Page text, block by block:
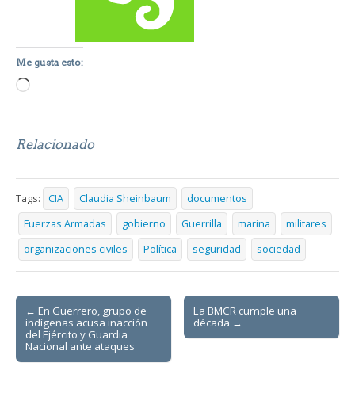
Me gusta esto:
Loading…
Relacionado
Tags: CIA Claudia Sheinbaum
documentos
Fuerzas Armadas
gobierno Guerrilla marina
militares
organizaciones civiles
Política seguridad sociedad
Post
navigation
← En Guerrero, grupo de
indígenas acusa inacción
del Ejército y Guardia
Nacional ante ataques
La BMCR cumple una
década →